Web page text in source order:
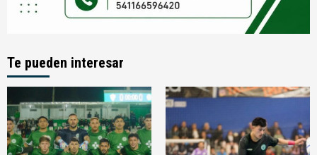
Te pueden interesar